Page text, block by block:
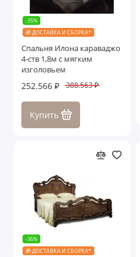
Ящики с под. механизмом
Аделина
Алсу
Анна Мария
Ассоль
Гравита
Джоконда
Диана
-35%
🎁 ДОСТАВКА И СБОРКА*
Спальня Илона караваджо
4-ств 1,8м с мягким
изголовьем
252.566 ₽ 388.563 ₽
Купить
-36%
🎁 ДОСТАВКА И СБОРКА*